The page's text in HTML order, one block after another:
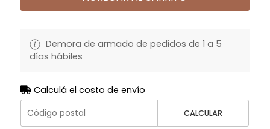
Demora de armado de pedidos de 1 a 5
días hábiles
Calculá el costo de envío
CALCULAR